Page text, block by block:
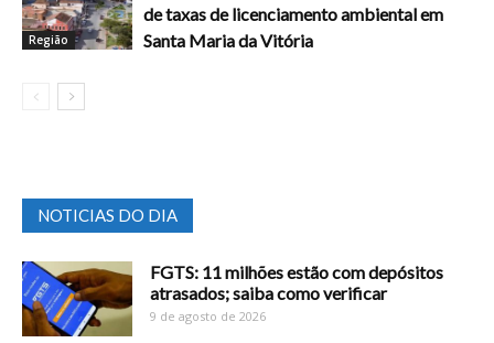
Região
de taxas de licenciamento ambiental em
Santa Maria da Vitória
NOTICIAS DO DIA
FGTS: 11 milhões estão com depósitos
atrasados; saiba como verificar
9 de agosto de 2026